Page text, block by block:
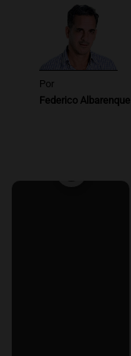
Por
Federico Albarenque